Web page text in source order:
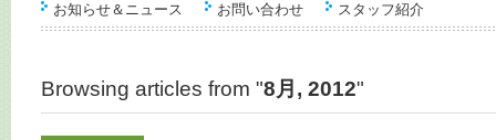
お知らせ＆ニュース お問い合わせ スタッフ紹介
Browsing articles from "8月, 2012"